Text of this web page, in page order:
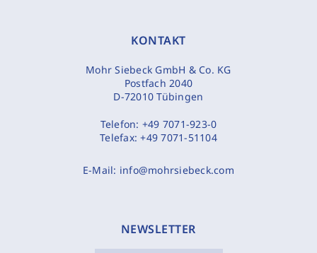
KONTAKT
Mohr Siebeck GmbH & Co. KG
Postfach 2040
D-72010 Tübingen
Telefon: +49 7071-923-0
Telefax:+49 7071-51104
E-Mail: info@mohrsiebeck.com
NEWSLETTER